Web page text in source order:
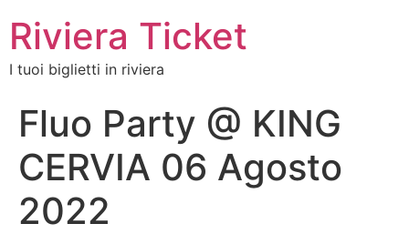
Riviera Ticket
I tuoi biglietti in riviera
Fluo Party @ KING
CERVIA 06 Agosto
2022